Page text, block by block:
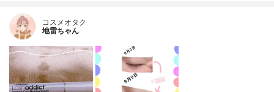
コスメオタク
地雷ちゃん